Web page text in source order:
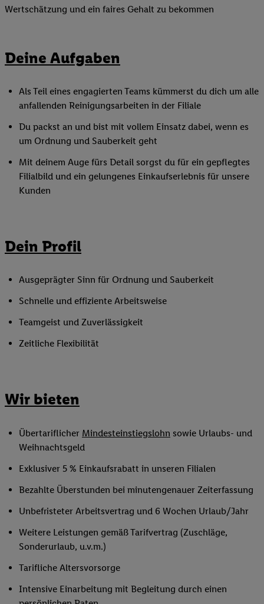
Wertschätzung und ein faires Gehalt zu bekommen
Deine Aufgaben
Als Teil eines engagierten Teams kümmerst du dich um alle
anfallenden Reinigungsarbeiten in der Filiale
Du packst an und bist mit vollem Einsatz dabei, wenn es
um Ordnung und Sauberkeit geht
Mit deinem Auge fürs Detail sorgst du für ein gepflegtes
Filialbild und ein gelungenes Einkaufserlebnis für unsere
Kunden
Dein Profil
Ausgeprägter Sinn für Ordnung und Sauberkeit
Schnelle und effiziente Arbeitsweise
Teamgeist und Zuverlässigkeit
Zeitliche Flexibilität
Wir bieten
Übertariflicher Mindesteinstiegslohn sowie Urlaubs- und
Weihnachtsgeld
Exklusiver 5 % Einkaufsrabatt in unseren Filialen
Bezahlte Überstunden bei minutengenauer Zeiterfassung
Unbefristeter Arbeitsvertrag und 6 Wochen Urlaub/Jahr
Weitere Leistungen gemäß Tarifvertrag (Zuschläge,
Sonderurlaub, u.v.m.)
Tarifliche Altersvorsorge
Intensive Einarbeitung mit Begleitung durch einen